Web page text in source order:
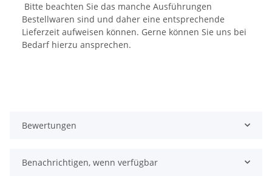
Bitte beachten Sie das manche Ausführungen
Bestellwaren sind und daher eine entsprechende
Lieferzeit aufweisen können. Gerne können Sie uns bei
Bedarf hierzu ansprechen.
Bewertungen
Benachrichtigen, wenn verfügbar